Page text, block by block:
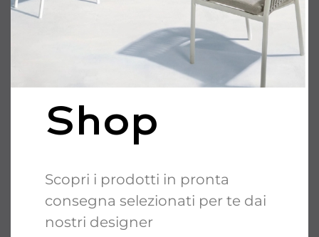
Shop
Scopri i prodotti in pronta
consegna selezionati per te dai
nostri designer